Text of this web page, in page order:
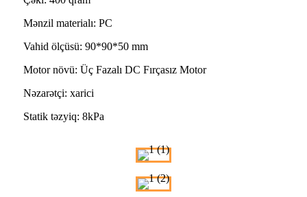
Mənzil materialı: PC
Vahid ölçüsü: 90*90*50 mm
Motor növü: Üç Fazalı DC Fırçasız Motor
Nəzarətçi: xarici
Statik təzyiq: 8kPa